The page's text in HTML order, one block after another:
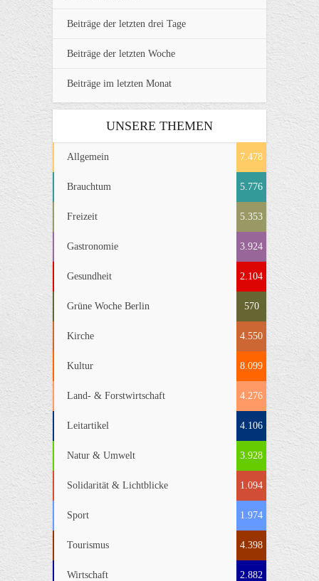
Beiträge der letzten drei Tage
Beiträge der letzten Woche
Beiträge im letzten Monat
UNSERE THEMEN
Allgemein 7.478
Brauchtum 5.776
Freizeit 5.353
Gastronomie 3.924
Gesundheit 2.104
Grüne Woche Berlin 570
Kirche 4.550
Kultur 8.099
Land- & Forstwirtschaft 4.276
Leitartikel 4.106
Natur & Umwelt 3.928
Solidarität & Lichtblicke 1.094
Sport 1.974
Tourismus 4.398
Wirtschaft 2.882